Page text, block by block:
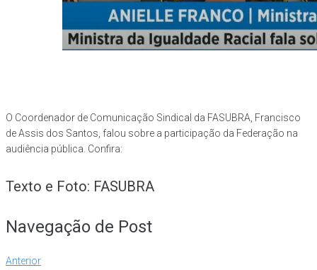
O Coordenador de Comunicação Sindical da FASUBRA, Francisco
de Assis dos Santos, falou sobre a participação da Federação na
audiência pública. Confira:
Texto e Foto: FASUBRA
Navegação de Post
Anterior